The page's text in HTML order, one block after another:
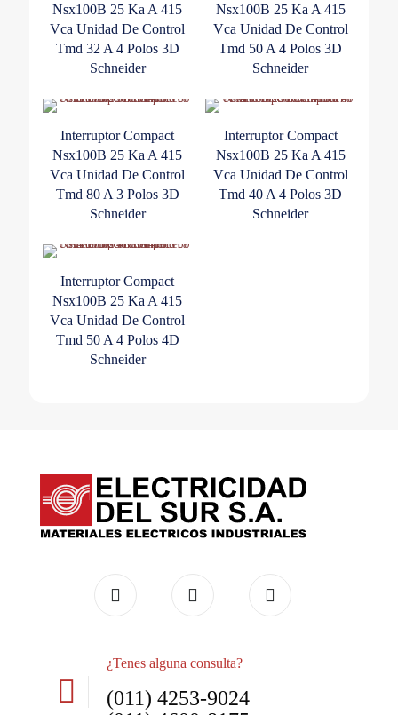
Nsx100B 25 Ka A 415
Vca Unidad De Control
Tmd 32 A 4 Polos 3D
Schneider
Nsx100B 25 Ka A 415
Vca Unidad De Control
Tmd 50 A 4 Polos 3D
Schneider
Interruptor Compact
Nsx100B 25 Ka A 415
Vca Unidad De Control
Tmd 80 A 3 Polos 3D
Schneider
Interruptor Compact
Nsx100B 25 Ka A 415
Vca Unidad De Control
Tmd 40 A 4 Polos 3D
Schneider
Interruptor Compact
Nsx100B 25 Ka A 415
Vca Unidad De Control
Tmd 50 A 4 Polos 4D
Schneider
¿Tenes alguna consulta?
(011) 4253-9024